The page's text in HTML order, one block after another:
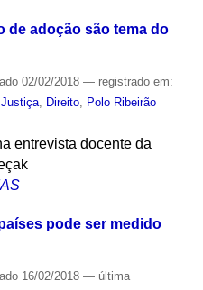
de adoção são tema do
02/02/2018 — registrado em:
Justiça, Direito, Polo Ribeirão
entrevista docente da
pode ser medido
16/02/2018 — última